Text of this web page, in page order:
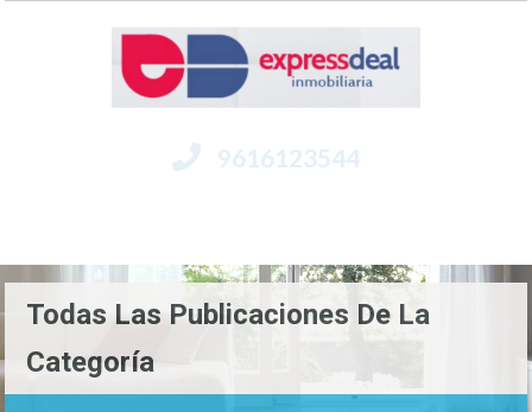
9616123544
Todas Las Publicaciones De La
Categoría